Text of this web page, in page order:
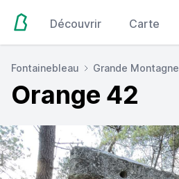
Découvrir Carte
Fontainebleau Grande Montagne
Orange 42